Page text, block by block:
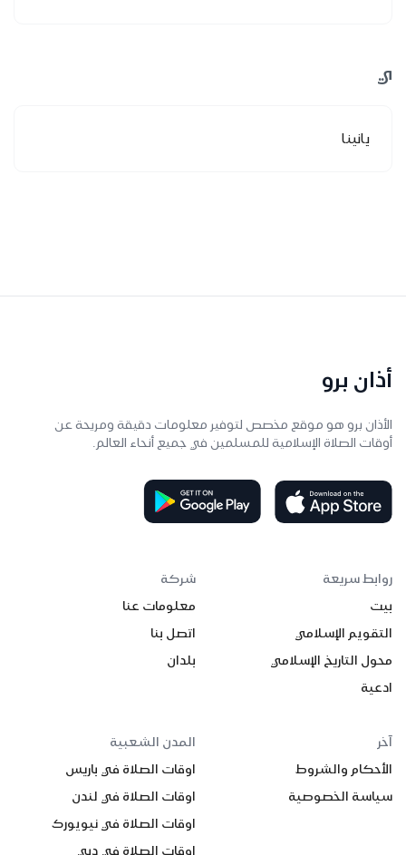
ي
يانينا
أذان برو
الأذان برو هو موقع مخصص لتوفير معلومات دقيقة ومريحة عن
أوقات الصلاة الإسلامية للمسلمين في جميع أنحاء العالم.
روابط سريعة
بيت
التقويم الإسلامي
محول التاريخ الإسلامي
ادعية
شركة
معلومات عنا
اتصل بنا
بلدان
آخر
الأحكام والشروط
سياسة الخصوصية
المدن الشعبية
اوقات الصلاة في باريس
اوقات الصلاة في لندن
اوقات الصلاة في نيويورك
اوقات الصلاة في دبي